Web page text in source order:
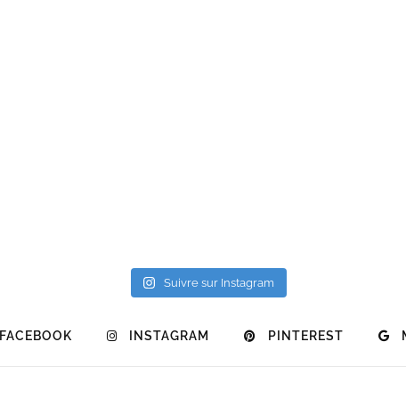
Suivre sur Instagram
FACEBOOK INSTAGRAM PINTEREST